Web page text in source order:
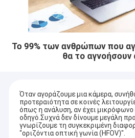
Το 99% των ανθρώπων που
θα το αγνοήσουν
Όταν αγοράζουμε μια κάμερα,
προτεραιότητα σε κοινές
όπως η ανάλυση, αν έχει μικρόφωνο
οδηγό.Συχνά δεν δίνουμε μεγάλη
γνωρίζουμε τη συγκεκριμένη
"οριζόντια οπτική γωνία (HFOV)".